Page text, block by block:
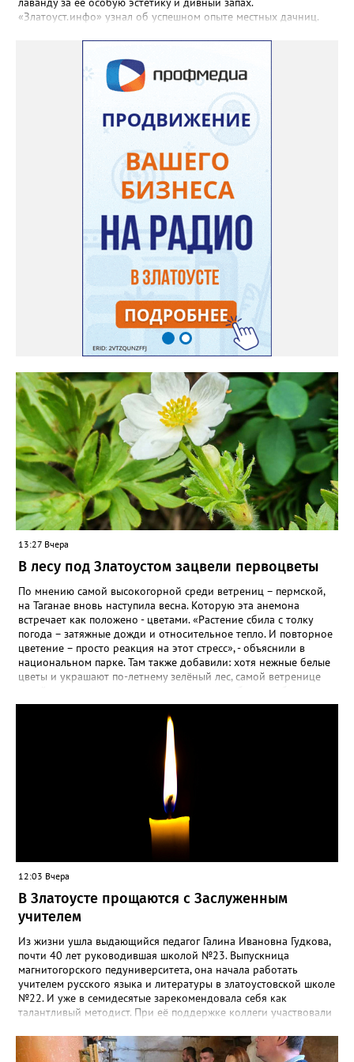
«Златоуст.инфо» узнал об успешном опыте местных дачниц.
семян (на фото), - отметила «Златоуст.инфо» хозяйка частного
дома Екатерина Бойко. – Посадила вдоль забора, потому что
низины этот цветок не любит. Вот уже второй год растет и
радует меня. Соседи просят саженцы: аромат и до них
доносится. В конце лета собираю лаванду в пучки, сушу –
получаются букеты и саше одновременно. Лаванда широко
используется и в кулинарии». Семена, отметила собеседница
нашего портала, у неё были сорта «Вознесенская узколистная».
Только она хорошо зимует без укрытия. Всхожесть оказалась
на удивление хорошей: из пяти семян из каждой пачки четыре
взошли даже без стратификации. После покупки (по весне)
садовод советует сразу убрать семена в холодильник на два
месяца, а место посадки - мульчировать мелкой корой. Семена
самосевом в ней отлично прорастают. Если иногда срезать
сухие цветы и стряхивать семена вокруг куртины, лаванда
весной прорастет сама. Ещё один секрет – этот символ
Прованса не любит «вкусную» почву. Добавляйте в посадочную
яму гравий и песок – требуется хороший дренаж. В первый год
Екатерина рекомендует цветы убирать, чтобы силы куста
пошли на наращивание корневой системы. А со второго года
пусть лаванда цветёт во всю силу! Фото: Екатерина Бойко,
специально для «Златоуст.инфо». Обсуждение новости здесь
ВКОНТАКТЕ https://vk.com/newszlatoust74
13:27 Вчера
В лесу под Златоустом зацвели первоцветы
По мнению самой высокогорной среди ветрениц – пермской,
на Таганае вновь наступила весна. Которую эта анемона
встречает как положено - цветами. «Растение сбила с толку
погода – затяжные дожди и относительное тепло. И повторное
цветение – просто реакция на этот стресс», - объяснили в
национальном парке. Там также добавили: хотя нежные белые
цветы и украшают по-летнему зелёный лес, самой ветренице
силы перед долгой зимовкой.
12:03 Вчера
В Златоусте прощаются с Заслуженным
учителем
Из жизни ушла выдающийся педагог Галина Ивановна Гудкова,
почти 40 лет руководившая школой №23. Выпускница
магнитогорского педуниверситета, она начала работать
учителем русского языка и литературы в златоустовской школе
№22. И уже в семидесятые зарекомендовала себя как
талантливый методист. При её поддержке коллеги участвовали
«Благодаря её мудрому руководству в школе сформировался
сильный педагогический коллектив, объединённый общими